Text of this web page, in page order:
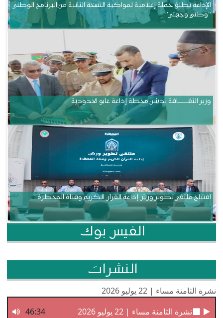
الإذاعة تطلق حملة إعلامية لمواكبة النسخة الثانية من البرنامج الوطني
“وطني وجهتي”
وزير الثقــــــــــافة يدشن محطة إذاعة غابو الحدودية
افتتاح ملتقى تطوير ورش إذاعة القرآن الكريم وقناة المحظرة
الفيس بوك
النشرات
نشرة الثامنة مساء | 22 يوليو 2026
نشرة الثامنة مساء | 22 يوليو 2026
46:34